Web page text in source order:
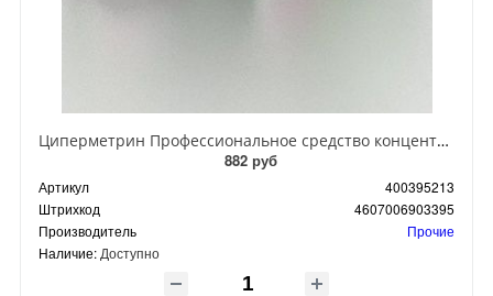
Циперметрин Профессиональное средство концентрат эмульсии 25% для уничтожения тараканов, мух,комаров, блох, клопов, муравьев, ос 50 мл
882 руб
Артикул
400395213
Штрихкод
4607006903395
Производитель
Прочие
Наличие: Доступно